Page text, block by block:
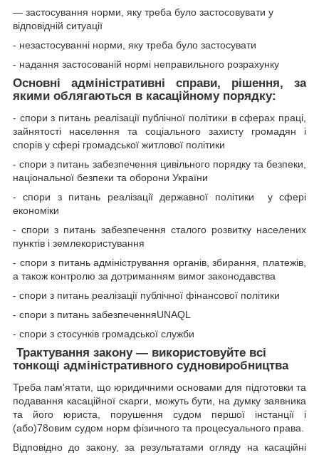
― застосування норми, яку треба було застосовувати у
відповідній ситуації
- незастосуванні норми, яку треба було застосувати
- надання застосованій нормі неправильного розрахунку
Основні адміністративні справи, рішення, за
якими облягаються в касаційному порядку:
- спори з питань реалізації публічної політики в сферах праці,
зайнятості населення та соціального захисту громадян і
спорів у сфері громадської житлової політики
- спори з питань забезпечення цивільного порядку та безпеки,
національної безпеки та оборони України
- спори з питань реалізації державної політики у сфері
економіки
- спори з питань забезпечення сталого розвитку населених
пунктів і землекористування
- спори з питань адміністрування органів, збирання, платежів,
а також контролю за дотриманням вимог законодавства
- спори з питань реалізації публічної фінансової політики
- спори з питань забезпеченняUNAQL
- спори з стосунків громадської служби
Трактування закону — використовуйте всі
тонкощі адміністративного судновиробництва
Треба пам'ятати, що юридичними основами для підготовки та
подавання касаційної скарги, можуть бути, на думку заявника
та його юриста, порушення судом першої інстанції і
(або)78овим судом норм фізичного та процесуального права.
Відповідно до закону, за результатами огляду на касаційні